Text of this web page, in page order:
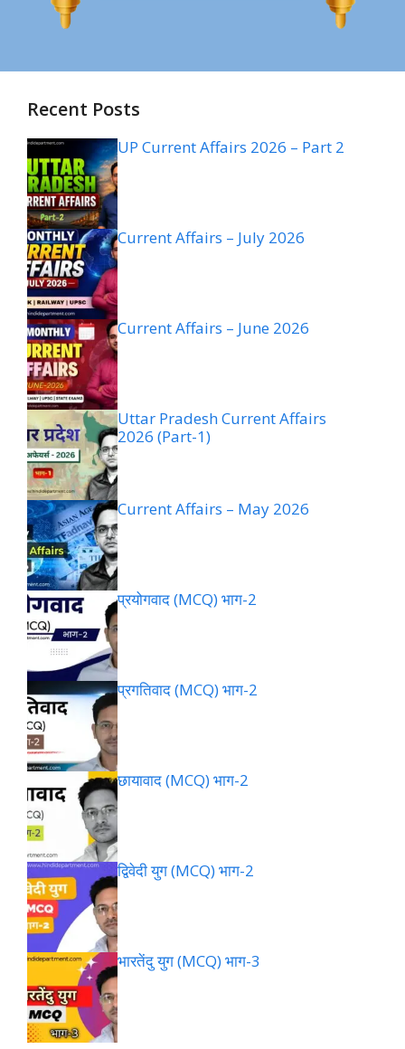
Recent Posts
UP Current Affairs 2026 – Part 2
Current Affairs – July 2026
Current Affairs – June 2026
Uttar Pradesh Current Affairs
2026 (Part-1)
Current Affairs – May 2026
प्रयोगवाद (MCQ) भाग-2
प्रगतिवाद (MCQ) भाग-2
छायावाद (MCQ) भाग-2
द्विवेदी युग (MCQ) भाग-2
भारतेंदु युग (MCQ) भाग-3